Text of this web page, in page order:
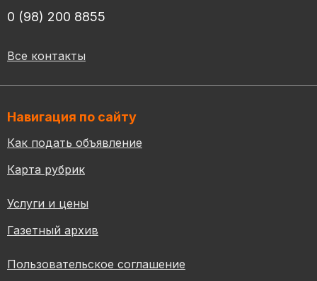
0 (98) 200 8855
Все контакты
Навигация по сайту
Как подать объявление
Карта рубрик
Услуги и цены
Газетный архив
Пользовательское соглашение